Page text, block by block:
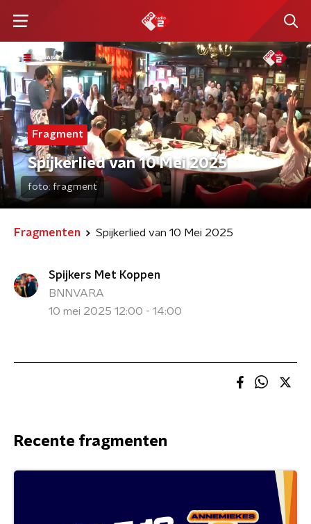
Fragment
Spijkerlied van 10 Mei 2025
foto: fragment
Fragmenten Spijkerlied van 10 Mei 2025
Spijkers Met Koppen
BNNVARA
10 mei 2025 12:00 - 14:00
Recente fragmenten